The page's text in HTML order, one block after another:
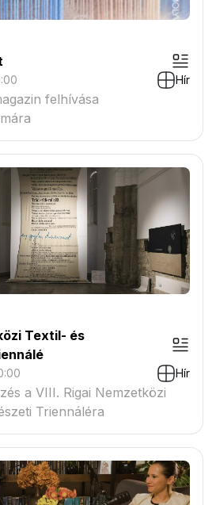
Hír
felhívása
Textil- és
Hír
a VIII. Rigai Nemzetközi
Triennáléra